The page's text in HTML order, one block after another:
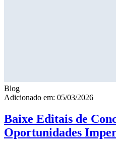
Blog
Adicionado em: 05/03/2026
Baixe Editais de
Oportunidades